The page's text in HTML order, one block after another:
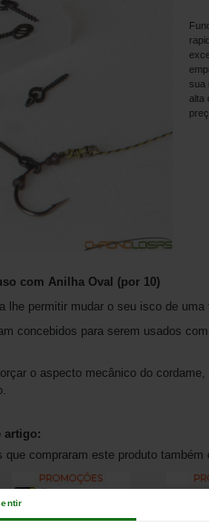
sua
alta
com Anilha Oval (por 10)
lhe permitir mudar o seu isco de
concebidos para serem usados
o aspecto mecânico do
artigo:
que compraram este produto também